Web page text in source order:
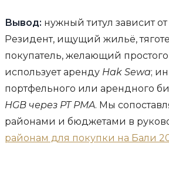
Вывод: нужный титул зависит
Резидент, ищущий жильё,
покупатель, желающий простого
использует аренду Hak Sewa;
портфельного или арендного
HGB через PT PMA. Мы
районами и бюджетами в
районам для покупки на Бали